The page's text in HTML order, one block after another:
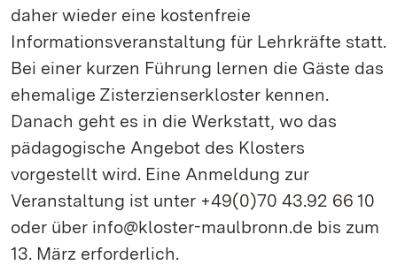
daher wieder eine kostenfreie
Informationsveranstaltung für Lehrkräfte statt.
Bei einer kurzen Führung lernen die Gäste das
ehemalige Zisterzienserkloster kennen.
Danach geht es in die Werkstatt, wo das
pädagogische Angebot des Klosters
vorgestellt wird. Eine Anmeldung zur
Veranstaltung ist unter +49(0)70 43.92 66 10
oder über info@kloster-maulbronn.de bis zum
13. März erforderlich.